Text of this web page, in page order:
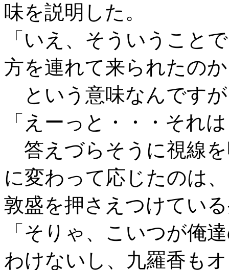
味を説明した。
「いえ、そういうこと
方を連れて来られたの
という意味なんです
「えーっと・・・それ
答えづらそうに視線
に変わって応じたのは、
敦盛を押さえつけてい
「そりゃ、こいつが俺
わけないし、九羅香もオ